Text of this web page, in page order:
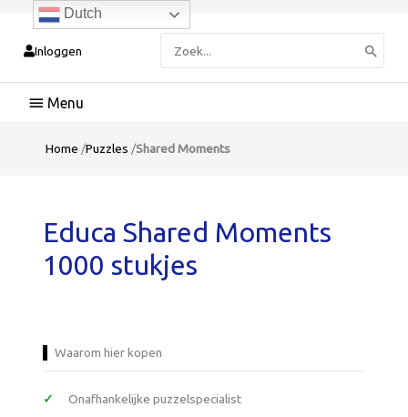
Inloggen
naar:
Hoofdmenu
Home /Puzzles /Shared Moments
Educa Shared Moments
1000 stukjes
Waarom hier kopen
Onafhankelijke puzzelspecialist
Dutch